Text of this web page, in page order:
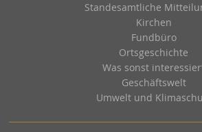
Standesamtliche
Kirchen
Fundbüro
Ortsgeschichte
Was sonst
Geschäftswelt
Umwelt und